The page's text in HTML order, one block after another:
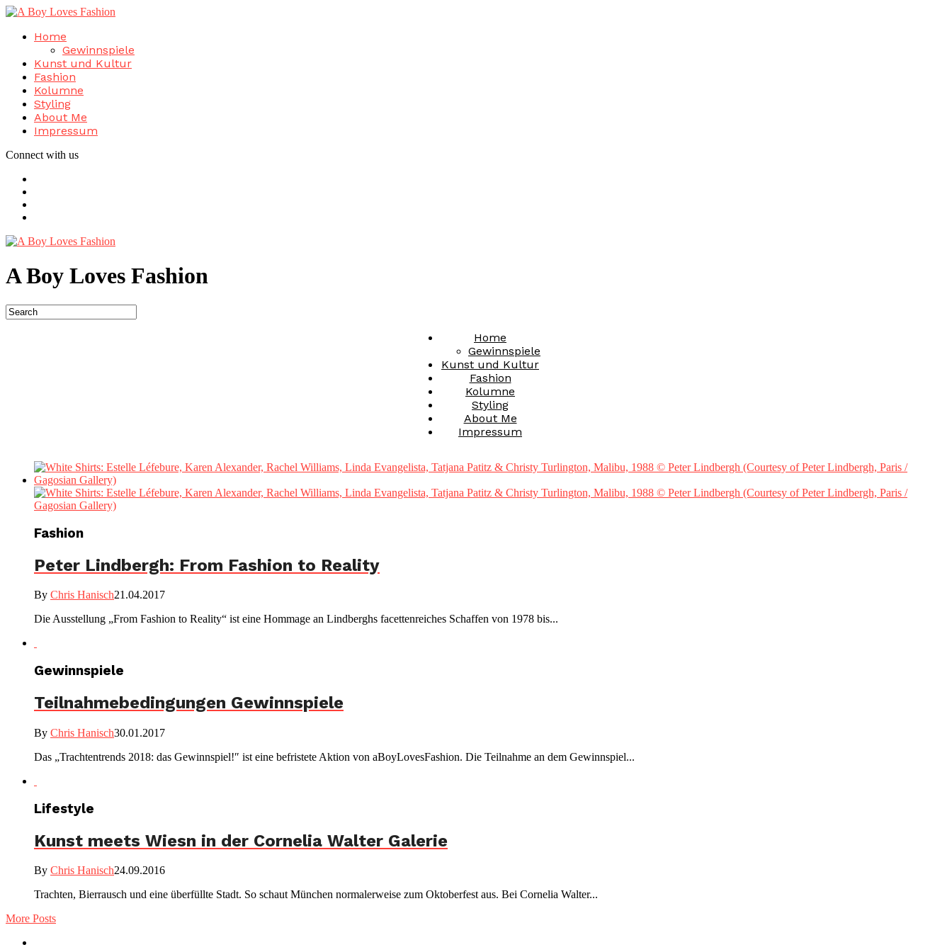
Home
Gewinnspiele
Kunst und Kultur
Fashion
Kolumne
Styling
About Me
Impressum
Connect with us
A Boy Loves Fashion
Home
Gewinnspiele
Kunst und Kultur
Fashion
Kolumne
Styling
About Me
Impressum
Fashion
Peter Lindbergh: From Fashion to Reality
By Chris Hanisch21.04.2017
Die Ausstellung „From Fashion to Reality“ ist eine Hommage an Lindberghs facettenreiches Schaffen von 1978 bis...
Gewinnspiele
Teilnahmebedingungen Gewinnspiele
By Chris Hanisch30.01.2017
Das „Trachtentrends 2018: das Gewinnspiel!″ ist eine befristete Aktion von aBoyLovesFashion. Die Teilnahme an dem Gewinnspiel...
Lifestyle
Kunst meets Wiesn in der Cornelia Walter Galerie
By Chris Hanisch24.09.2016
Trachten, Bierrausch und eine überfüllte Stadt. So schaut München normalerweise zum Oktoberfest aus. Bei Cornelia Walter...
More Posts